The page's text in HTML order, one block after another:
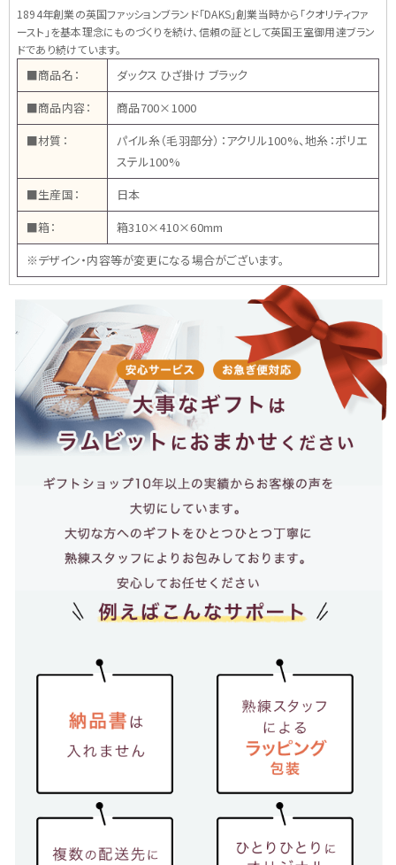
1894年創業の英国ファッションブランド「DAKS」創業当時から「クオリティファ
ースト」を基本理念にものづくりを続け、信頼の証として英国王室御用達ブラン
ドであり続けています。
■商品名：
ダックス ひざ掛け ブラック
■商品内容：
商品700×1000
■材質：
パイル糸（毛羽部分）：アクリル100%、地糸：ポリエ
ステル100%
■生産国：
日本
■箱：
箱310×410×60mm
※デザイン・内容等が変更になる場合がございます。